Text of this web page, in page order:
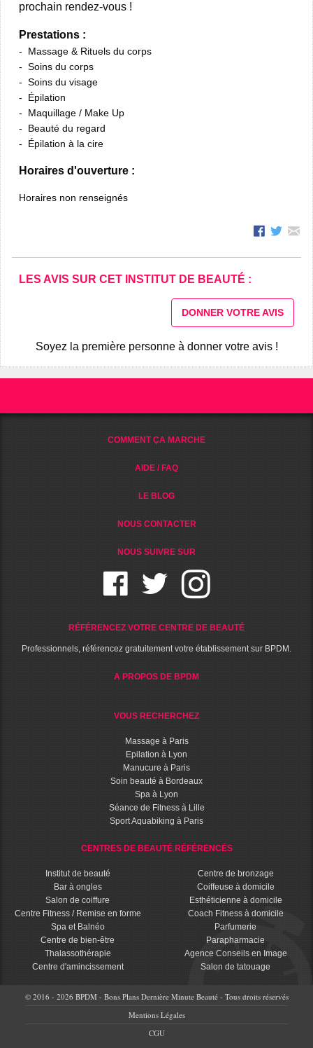
prochain rendez-vous !
Prestations :
Massage & Rituels du corps
Soins du corps
Soins du visage
Épilation
Maquillage / Make Up
Beauté du regard
Épilation à la cire
Horaires d'ouverture :
Horaires non renseignés
LES AVIS SUR CET INSTITUT DE BEAUTÉ :
DONNER VOTRE AVIS
Soyez la première personne à donner votre avis !
COMMENT ÇA MARCHE
AIDE / FAQ
LE BLOG
NOUS CONTACTER
NOUS SUIVRE SUR
RÉFÉRENCEZ VOTRE CENTRE DE BEAUTÉ
Professionnels, référencez gratuitement votre établissement sur BPDM.
A PROPOS DE BPDM
VOUS RECHERCHEZ
Massage à Paris
Epilation à Lyon
Manucure à Paris
Soin beauté à Bordeaux
Spa à Lyon
Séance de Fitness à Lille
Sport Aquabiking à Paris
CENTRES DE BEAUTÉ RÉFÉRENCÉS
Institut de beauté
Bar à ongles
Salon de coiffure
Centre Fitness / Remise en forme
Spa et Balnéo
Centre de bien-être
Thalassothérapie
Centre d'amincissement
Centre de bronzage
Coiffeuse à domicile
Esthéticienne à domicile
Coach Fitness à domicile
Parfumerie
Parapharmacie
Agence Conseils en Image
Salon de tatouage
© 2016 - 2026 BPDM - Bons Plans Dernière Minute Beauté - Tous droits réservés
Mentions Légales
CGU